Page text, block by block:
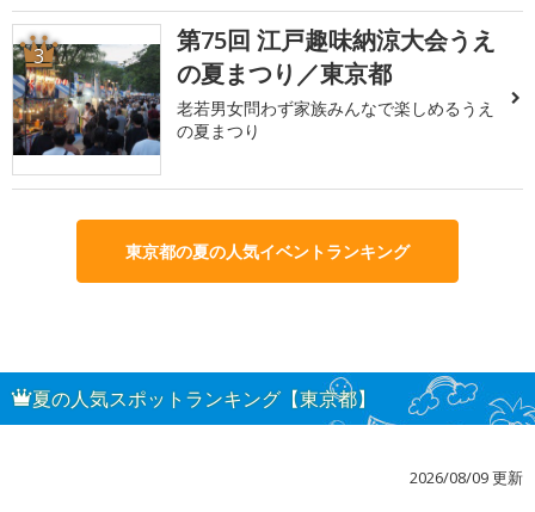
3
第75回 江戸趣味納涼大会うえ
の夏まつり／東京都
老若男女問わず家族みんなで楽しめるうえ
の夏まつり
東京都の夏の人気イベントランキング
夏の人気スポットランキング【東京都】
2026/08/09 更新